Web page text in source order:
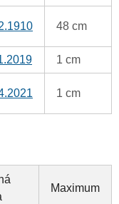
48 cm
1 cm
1 cm
Maximum